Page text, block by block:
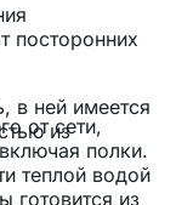
посторонних
в ней имеется
из
от сети,
полки.
теплой водой
готовится из